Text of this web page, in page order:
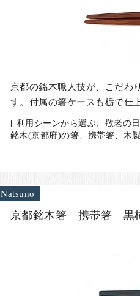
京都の銘木職人技が、こだわ
す。付属の箸ケースも栃で仕
[ 利用シーンから選ぶ、敬老の
銘木(京都府)の箸、携帯箸、木
Natsuno
京都銘木箸 携帯箸 黒